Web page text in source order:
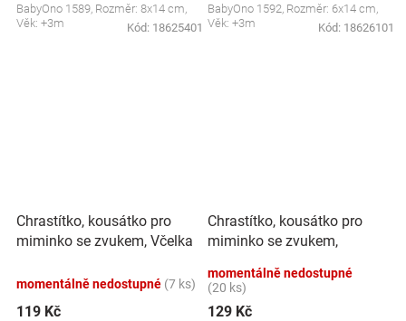
BabyOno 1589, Rozměr: 8x14 cm,
Věk: +3m
Kód: 18625401
BabyOno 1592, Rozměr: 6x14 cm,
Věk: +3m
Kód: 18626101
Chrastítko, kousátko pro
miminko se zvukem, Včelka
momentálně nedostupné (7 ks)
119 Kč
Chrastítko, kousátko pro
miminko se zvukem,
momentálně nedostupné
(20 ks)
129 Kč